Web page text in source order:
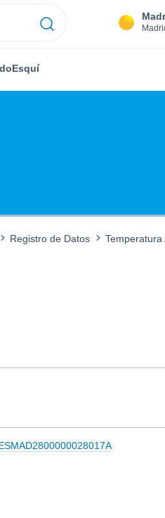
Esquí
Registro de Datos